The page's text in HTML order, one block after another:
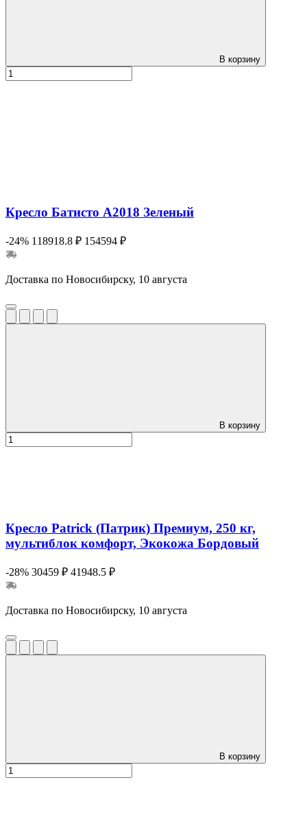
В корзину
Кресло Батисто А2018 Зеленый
-24% 118918.8 ₽ 154594 ₽
Доставка по Новосибирску, 10 августа
В корзину
Кресло Patrick (Патрик) Премиум, 250 кг,
мультиблок комфорт, Экокожа Бордовый
-28% 30459 ₽ 41948.5 ₽
Доставка по Новосибирску, 10 августа
В корзину